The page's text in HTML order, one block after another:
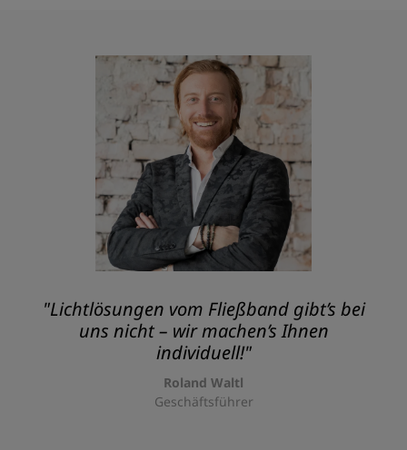
"Lichtlösungen vom Fließband gibt’s bei
uns nicht – wir machen’s Ihnen
individuell!"
Roland Waltl
Geschäftsführer